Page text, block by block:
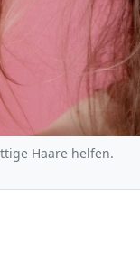
Haare helfen.